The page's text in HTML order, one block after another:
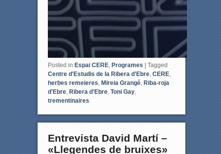
Posted in Espai CERE, Programes | Tagged
Centre d'Estudis de la Ribera d'Ebre, CERE,
herbes remeieres Mireia Grangé, Riba-roja
d'Ebre, Ribera d'Ebre, Toni Gay,
trementinaires
Entrevista David Martí –
«Llegendes de bruixes»